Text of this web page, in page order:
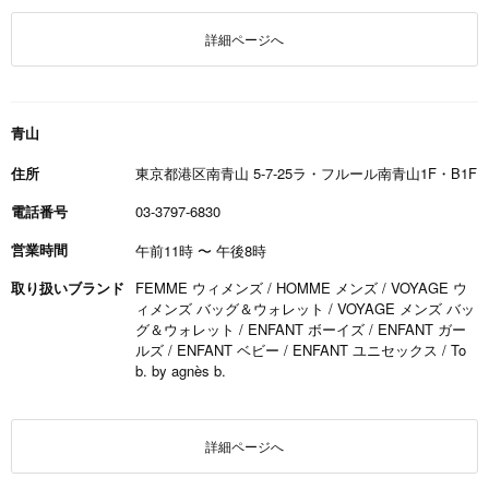
詳細ページへ
青山
住所
東京都港区南青山 5-7-25ラ・フルール南青山1F・B1F
電話番号
03-3797-6830
営業時間
午前11時 〜 午後8時
取り扱いブランド
FEMME ウィメンズ / HOMME メンズ / VOYAGE ウ
ィメンズ バッグ＆ウォレット / VOYAGE メンズ バッ
グ＆ウォレット / ENFANT ボーイズ / ENFANT ガー
ルズ / ENFANT ベビー / ENFANT ユニセックス / To
b. by agnès b.
詳細ページへ